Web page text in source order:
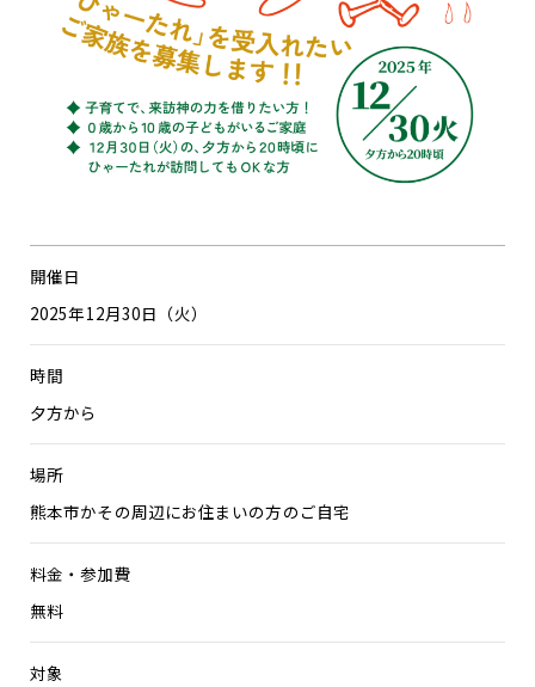
開催日
2025年12月30日（火）
時間
夕方から
場所
熊本市かその周辺にお住まいの方のご自宅
料金・参加費
無料
対象